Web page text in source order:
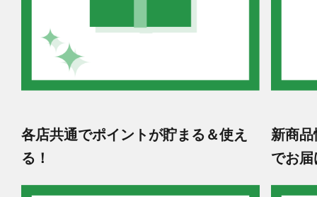
各店共通でポイントが貯まる＆使え
る！
新商
でお届